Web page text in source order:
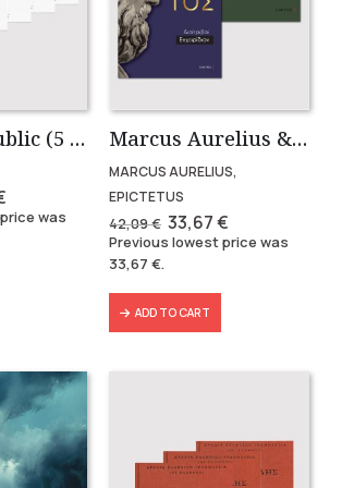
Plato’s Republic (5 volumes)
Current
price
is:
was
Marcus Aurelius & Epictetus (Compact works in Greek)
MARCUS AURELIUS,
EPICTETUS
42,09€ Original
price
was:
33,67€Current
price
is:
Previous lowest price was
33,67 €.
ADD TO CART